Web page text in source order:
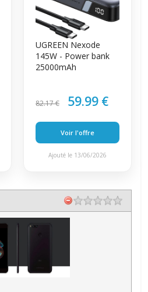
UGREEN Nexode
145W - Power bank
25000mAh
82.17 € 59.99 €
Voir l'offre
Ajouté le 13/06/2026